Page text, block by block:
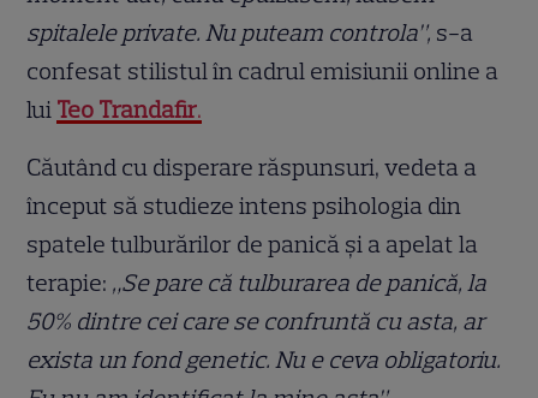
spitalele private. Nu puteam controla”, s-a
confesat stilistul în cadrul emisiunii online a
lui Teo Trandafir.
Căutând cu disperare răspunsuri, vedeta a
început să studieze intens psihologia din
spatele tulburărilor de panică și a apelat la
terapie: „Se pare că tulburarea de panică, la
50% dintre cei care se confruntă cu asta, ar
exista un fond genetic. Nu e ceva obligatoriu.